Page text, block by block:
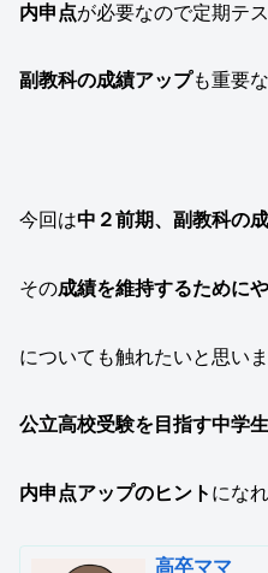
内申点が必要なので定期テ
副教科の成績アップも重要
今回は中２前期、副教科の
その成績を維持するために
についても触れたいと思いま
公立高校受験を目指す中学生
内申点アップのヒント にな
高卒ママ